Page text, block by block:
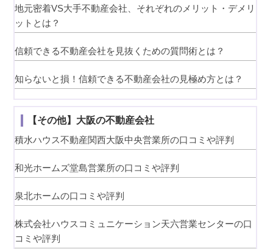
地元密着VS大手不動産会社、それぞれのメリット・デメリ
ットとは？
信頼できる不動産会社を見抜くための質問術とは？
知らないと損！信頼できる不動産会社の見極め方とは？
【その他】大阪の不動産会社
積水ハウス不動産関西大阪中央営業所の口コミや評判
和光ホームズ堂島営業所の口コミや評判
泉北ホームの口コミや評判
株式会社ハウスコミュニケーション天六営業センターの口
コミや評判